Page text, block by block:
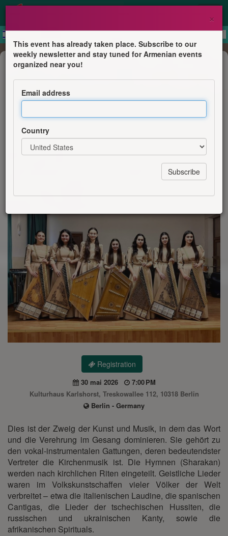
Concert
„Ruf der Seele“ – ein Konzert der
Schülerinnen der Alexej-Hekimian-
Saiteninstrumenten widmen sie sich
der geistlichen Musik.
Deutsch-Armenische Kulturtage in Berlin 2026
Registration
30 mai 2026
7:00 PM
Kulturhaus Karlshorst, Treskowallee 112, 10318 Berlin
Berlin - Germany
Dies ist der Zweig der Kunst und Musik, in dem das Wort
und die Verehrung im Gesang dominieren. Sie gehört zu
den vokal-instrumentalen Gattungen, deren bedeutendster
Vertreter die Kirchenmusik ist. Die Hymnen (Sharakan)
werden nach kirchlichen Riten eingeteilt. Geistliche Lieder
waren im Volkskunstschaffen vieler Völker der Welt
verbreitet – etwa die italienischen Laudine, die spanischen
Cantigas, die Lieder der tschechischen Hussiten, die
russischen und ukrainischen Kanty, sowie die
afrikanischen Spirituals.
×
This event has already taken place. Subscribe to our
weekly newsletter and stay tuned for Armenian events
organized near you!
Email address
Country